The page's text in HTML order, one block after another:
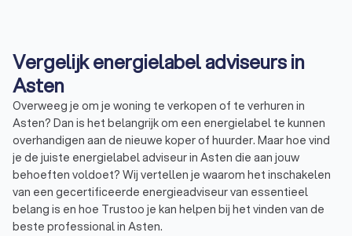
Vergelijk energielabel adviseurs in
Asten
Overweeg je om je woning te verkopen of te verhuren in
Asten? Dan is het belangrijk om een energielabel te kunnen
overhandigen aan de nieuwe koper of huurder. Maar hoe vind
je de juiste energielabel adviseur in Asten die aan jouw
behoeften voldoet? Wij vertellen je waarom het inschakelen
van een gecertificeerde energieadviseur van essentieel
belang is en hoe Trustoo je kan helpen bij het vinden van de
beste professional in Asten.